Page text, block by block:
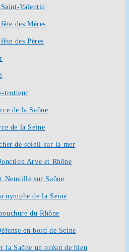
Valentin
des Mères
des Pères
trotteur
de la Saône
de la Seine
de soleil sur la mer
Arve et Rhône
Neuville sur Saône
nymphe de la Seine
du Rhône
en bord de Seine
la Saône un océan de bleu